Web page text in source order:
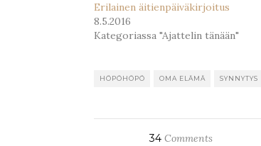
Erilainen äitienpäiväkirjoitus
8.5.2016
Kategoriassa "Ajattelin tänään"
HÖPÖHÖPÖ OMA ELÄMÄ SYNNYTYS
34Comments